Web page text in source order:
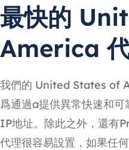
最快的
America
我們的 United States of
爲通過a提供異常快速和
IP地址。除此之外，還
代理很容易設置，如果任